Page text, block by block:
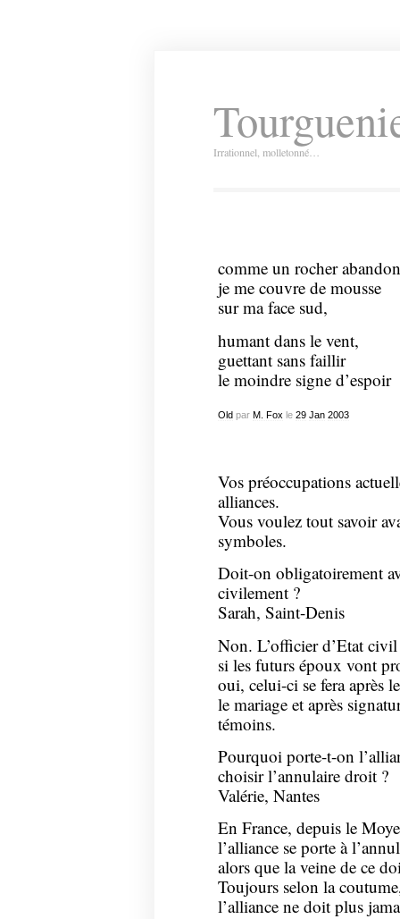
Irrationnel, molletonné…
comme un rocher
je me couvre de mousse
sur ma face sud,
humant dans le vent,
guettant sans faillir
le moindre signe d’espoir
Old par M. Fox le 29 Jan 2003
Vos préoccupations
alliances.
Vous voulez tout savoir
symboles.
Doit-on obligatoirement
civilement ?
Sarah, Saint-Denis
Non. L’officier d’Etat
si les futurs époux vont
oui, celui-ci se fera après
le mariage et après
témoins.
Pourquoi porte-t-on
choisir l’annulaire droit ?
Valérie, Nantes
En France, depuis le
l’alliance se porte à
alors que la veine de ce
Toujours selon la
l’alliance ne doit plus